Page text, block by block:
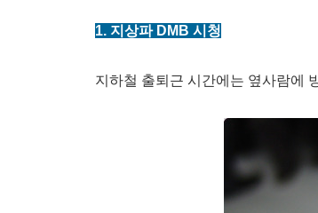
1. 지상파 DMB 시청
지하철 출퇴근 시간에는 옆사람에